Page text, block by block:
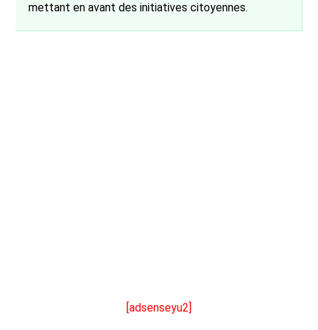
mettant en avant des initiatives citoyennes.
[adsenseyu2]